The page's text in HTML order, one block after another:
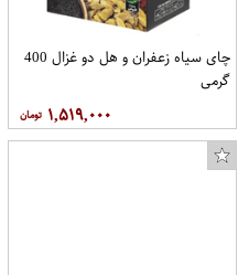
چای سیاه زعفران و هل دو غزال 400
گرمی
۱,۵۱۹,۰۰۰